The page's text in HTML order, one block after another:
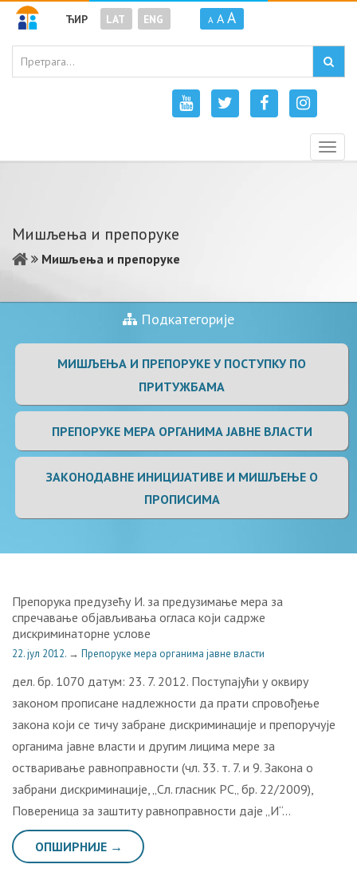
ЋИР LAT ENG A A A
Мишљења и препоруке
Мишљења и препоруке
Подкатегорије
МИШЉЕЊА И ПРЕПОРУКЕ У ПОСТУПКУ ПО
ПРИТУЖБАМА
ПРЕПОРУКЕ МЕРА ОРГАНИМА ЈАВНЕ ВЛАСТИ
ЗАКОНОДАВНЕ ИНИЦИЈАТИВЕ И МИШЉЕЊЕ О
ПРОПИСИМА
Препорука предузећу И. за предузимање мера за
спречавање објављивања огласа који садрже
дискриминаторне услове
22. јул 2012. → Препоруке мера органима јавне власти
дел. бр. 1070 датум: 23. 7. 2012. Поступајући у оквиру
законом прописане надлежности да прати спровођење
закона који се тичу забране дискриминације и препоручује
органима јавне власти и другим лицима мере за
остваривање равноправности (чл. 33. т. 7. и 9. Закона о
забрани дискриминације, „Сл. гласник РС„ бр. 22/2009),
Повереница за заштиту равноправности даје „И“…
ОПШИРНИЈЕ →